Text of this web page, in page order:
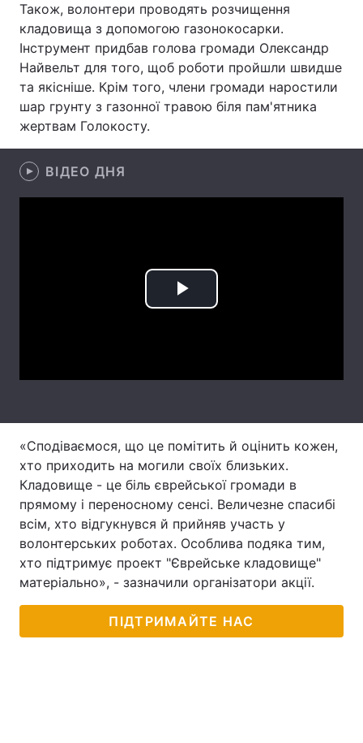
Здоров'я Туризм
Цікавинки Погода
Екологія Регіони
Відео з Youtube
Тема оформлення
Також, волонтери проводять розчищення
кладовища з допомогою газонокосарки.
Інструмент придбав голова громади Олександр
Найвельт для того, щоб роботи пройшли швидше
та якісніше. Крім того, члени громади наростили
шар грунту з газонної травою біля пам'ятника
жертвам Голокосту.
ВІДЕО ДНЯ
Play
«Сподіваємося, що це помітить й оцінить кожен,
хто приходить на могили своїх близьких.
Кладовище - це біль єврейської громади в
прямому і переносному сенсі. Величезне спасибі
всім, хто відгукнувся й прийняв участь у
волонтерських роботах. Особлива подяка тим,
хто підтримує проект "Єврейське кладовище"
матеріально», - зазначили організатори акції.
ПІДТРИМАЙТЕ НАС